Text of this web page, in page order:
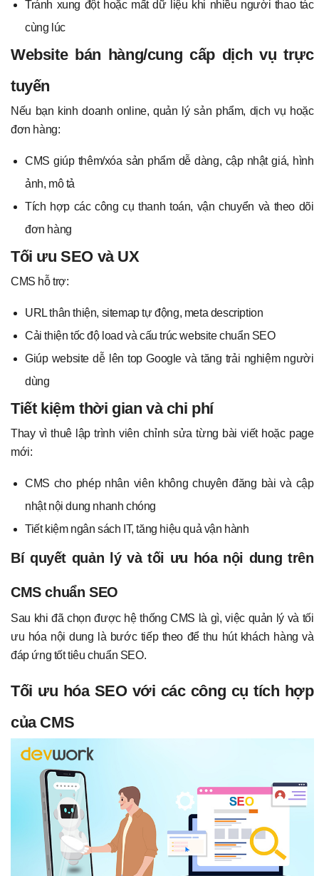
Tránh xung đột hoặc mất dữ liệu khi nhiều người thao tác
cùng lúc
Website bán hàng/cung cấp dịch vụ trực
tuyến
Nếu bạn kinh doanh online, quản lý sản phẩm, dịch vụ hoặc
đơn hàng:
CMS giúp thêm/xóa sản phẩm dễ dàng, cập nhật giá, hình
ảnh, mô tả
Tích hợp các công cụ thanh toán, vận chuyển và theo dõi
đơn hàng
Tối ưu SEO và UX
CMS hỗ trợ:
URL thân thiện, sitemap tự động, meta description
Cải thiện tốc độ load và cấu trúc website chuẩn SEO
Giúp website dễ lên top Google và tăng trải nghiệm người
dùng
Tiết kiệm thời gian và chi phí
Thay vì thuê lập trình viên chỉnh sửa từng bài viết hoặc page
mới:
CMS cho phép nhân viên không chuyên đăng bài và cập
nhật nội dung nhanh chóng
Tiết kiệm ngân sách IT, tăng hiệu quả vận hành
Bí quyết quản lý và tối ưu hóa nội dung trên
CMS chuẩn SEO
Sau khi đã chọn được hệ thống CMS là gì, việc quản lý và tối
ưu hóa nội dung là bước tiếp theo để thu hút khách hàng và
đáp ứng tốt tiêu chuẩn SEO.
Tối ưu hóa SEO với các công cụ tích hợp
của CMS